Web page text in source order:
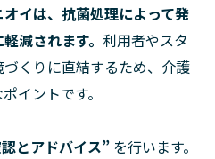
イは、抗菌処理によって発
減されます。 利用者やスタ
くりに直結するため、介護
イントです。
とアドバイス” を行います。